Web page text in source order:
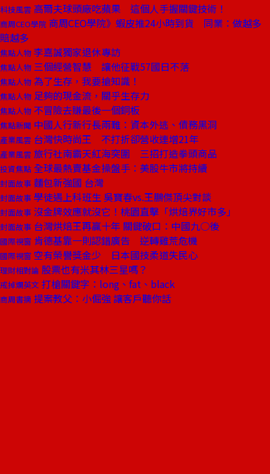
科技風雲 高爾夫球頭廠吃蘋果 這個人手握關鍵技術！
商周CEO學院 商周CEO學院》蝦皮推24小時到貨 同業：做越多
賠越多
焦點人物 李嘉誠獨家退休專訪
焦點人物 三個經營智慧 讓他征戰57國日不落
焦點人物 為了生存，我要搶知識！
焦點人物 足夠的現金流，關乎生存力
焦點人物 不冒險去賺最後一個銅板
焦點新聞 中國人行新行長兩難：資本外逃、債務黑洞
產業風雲 台灣快時尚王 不打折卻營收連增21年
產業風雲 旅行社南霸天紅海突圍 三招打造拳頭商品
投資焦點 全球最熱賣基金操盤手：美股牛市將持續
封面故事 麵包新強國 台灣
封面故事 學徒遇上科班生 吳寶春vs.王鵬傑頂尖對談
封面故事 沒金牌效應就沒它！桃園直擊「烘焙界好市多」
封面故事 台灣烘焙王再贏十年 關鍵破口：中國九○後
國際視窗 肯德基靠一則認錯廣告 逆轉雞荒危機
國際視窗 空有榮譽獎金少 日本國技柔道失民心
理財相對論 股票也有米其林三星嗎？
戒掉爛英文 打槍關鍵字：long、fat、black
商周書摘 提案教父：小倔強 讓客戶聽你話